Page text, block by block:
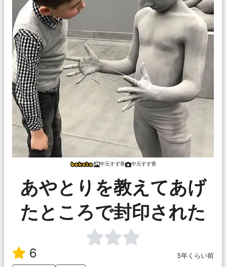
中元すず香 中元すず香
あやとりを教えてあげ
たところで封印された
6 5年くらい前